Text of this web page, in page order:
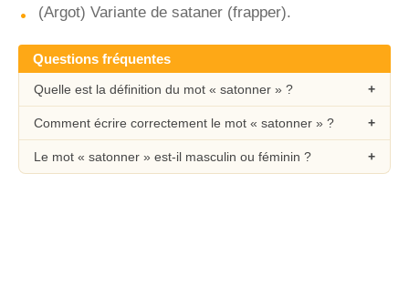
(Argot) Variante de sataner (frapper).
Questions fréquentes
Quelle est la définition du mot « satonner » ?
Comment écrire correctement le mot « satonner » ?
Le mot « satonner » est-il masculin ou féminin ?